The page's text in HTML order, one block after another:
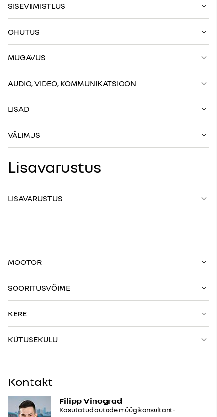
SISEVIIMISTLUS
OHUTUS
MUGAVUS
AUDIO, VIDEO, KOMMUNIKATSIOON
LISAD
VÄLIMUS
Lisavarustus
LISAVARUSTUS
MOOTOR
SOORITUSVÕIME
KERE
KÜTUSEKULU
Kontakt
Filipp Vinograd
Kasutatud autode müügikonsultant-